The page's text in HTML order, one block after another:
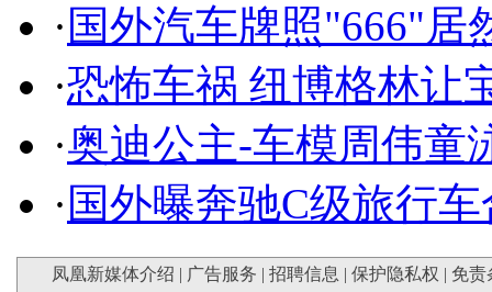
· 国外汽车牌照"666"居
·恐怖车祸 纽博格林让
·奥迪公主-车模周伟童
· 国外曝奔驰C级旅行
凤凰新媒体介绍 | 广告服务 | 招聘信息 | 保护隐私权 | 免责